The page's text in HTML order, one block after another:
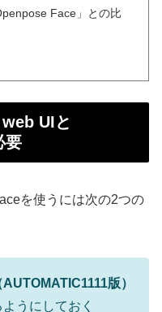
Face」との比
UIと
要
を使うには次の2つの
版）
うにしておく